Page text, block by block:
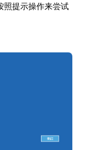
照提示操作来尝试